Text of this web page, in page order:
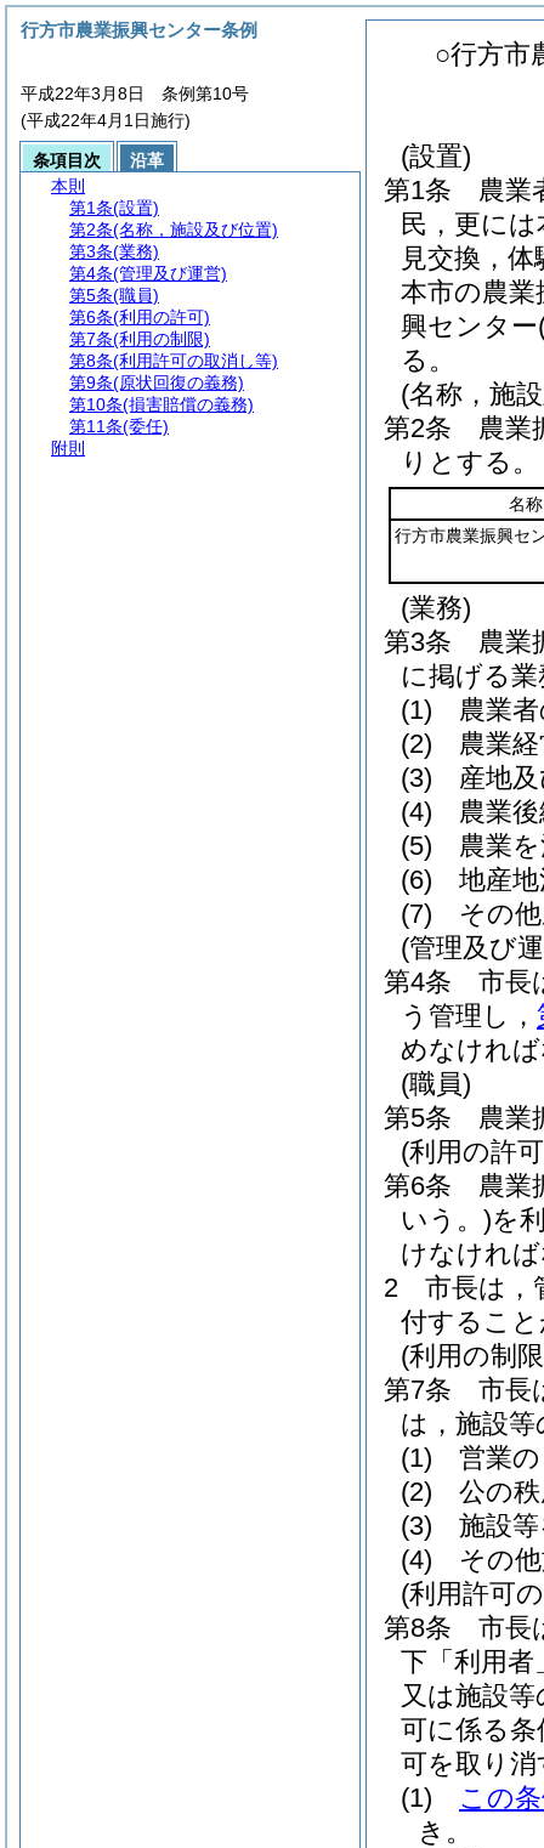
○行方市
(設置)
第1条
農業
民，更に
見交換，
本市の農
興センター
る。
(名称，施
第2条
農業
りとする。
名称
行方市農業振興セ
(業務)
第3条
農業
に掲げる
(1)
農業
(2)
農業
(3)
産地
(4)
農業
(5)
農業
(6)
地産
(7)
その
(管理及び
第4条
市長
う管理し，
めなけれ
(職員)
第5条
農業
(利用の許
第6条
農業
いう。)を
けなけれ
2
市長は，
付するこ
(利用の制
第7条
市長
は，施設
(1)
営業
(2)
公の
(3)
施設
(4)
その
(利用許可
第8条
市長
下「利用
又は施設
可に係る
可を取り
(1)
この
き。
行方市農業振興センター条例
平成22年3月8日 条例第10号
(平成22年4月1日施行)
条項目次
沿革
本則
第1条(設置)
第2条(名称，施設及び位置)
第3条(業務)
第4条(管理及び運営)
第5条(職員)
第6条(利用の許可)
第7条(利用の制限)
第8条(利用許可の取消し等)
第9条(原状回復の義務)
第10条(損害賠償の義務)
第11条(委任)
附則